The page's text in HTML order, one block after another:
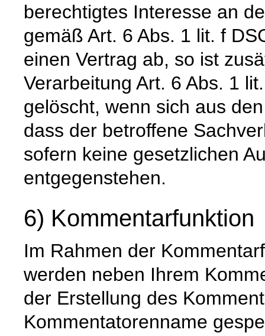
berechtigtes Interesse an
gemäß Art. 6 Abs. 1 lit. f
einen Vertrag ab, so ist
Verarbeitung Art. 6 Abs. 1
gelöscht, wenn sich aus
dass der betroffene
sofern keine gesetzlichen
entgegenstehen.
6) Kommentarfunktion
Im Rahmen der
werden neben Ihrem
der Erstellung des
Kommentatorenname